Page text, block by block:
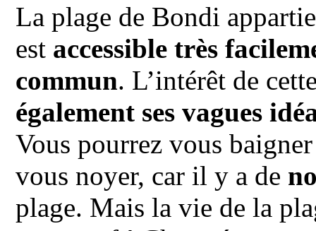
La plage de Bondi
est accessible très
commun. L’intérêt de
également ses vagues
Vous pourrez vous
vous noyer, car il y a de
plage. Mais la vie de la